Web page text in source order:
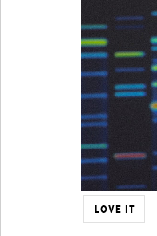
LOVE IT